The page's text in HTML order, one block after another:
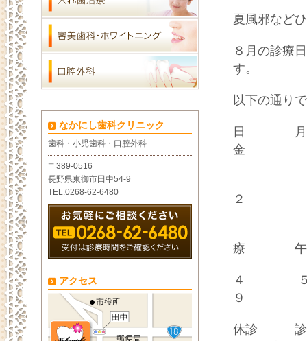
夏風邪など
８月の診療
す。
以下の通り
日
金
２
療 午後
４
９ １
休診
なかにし歯科クリニック
歯科・小児歯科・口腔外科
〒389-0516
長野県東御市田中54-9
TEL.0268-62-6480
アクセス